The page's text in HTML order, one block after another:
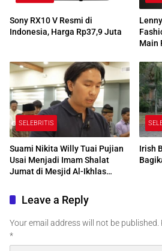
Sony RX10 V Resmi di
Indonesia, Harga Rp37,9 Juta
Main
SELEBRITIS
Suami Nikita Willy Tuai Pujian
Usai Menjadi Imam Shalat
Jumat di Mesjid Al-Ikhlas
Irish
Leave a Reply
Your email address will not be published.
*